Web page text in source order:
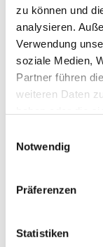
zu können und
analysieren.
Verwendung
soziale Medien,
Partner führen
weiteren Daten
Notwendig
Präferenzen
Statistiken